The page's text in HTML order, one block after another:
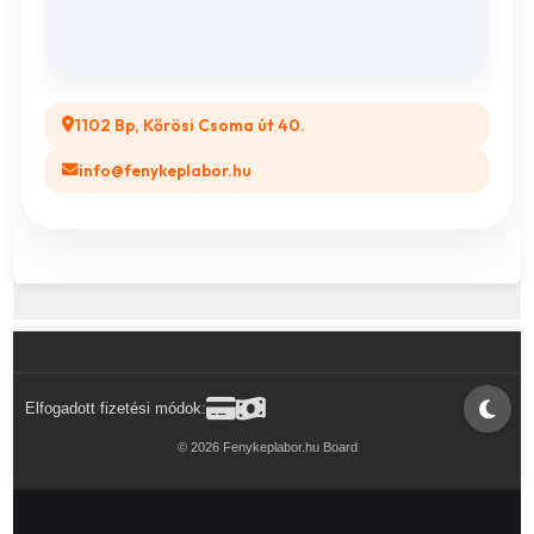
1102 Bp, Kőrösi Csoma út 40.
info@fenykeplabor.hu
Elfogadott fizetési módok:
© 2026 Fenykeplabor.hu Board